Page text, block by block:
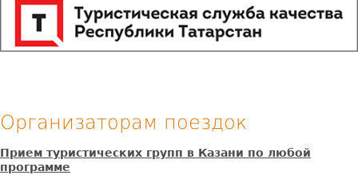
Организаторам поездок
Прием туристических групп в Казани по любой
программе